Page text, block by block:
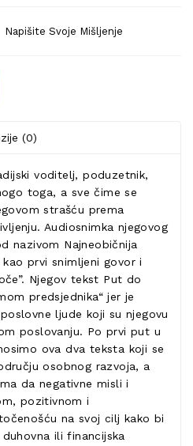
Napišite Svoje Mišljenje
(0)
voditelj, poduzetnik,
toga, a sve čime se
strašću prema
Audiosnimka njegovog
nazivom Najneobičnija
prvi snimljeni govor i
Njegov tekst Put do
predsjednika“ jer je
ljude koji su njegovu
poslovanju. Po prvi put u
ova dva teksta koji se
osobnog razvoja, a
da negativne misli i
pozitivnom i
na svoj cilj kako bi
ili financijska